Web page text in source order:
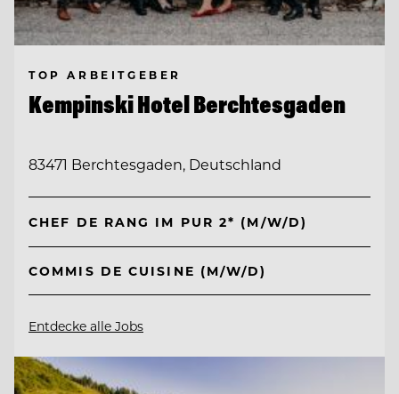
TOP ARBEITGEBER
Kempinski Hotel Berchtesgaden
83471 Berchtesgaden, Deutschland
CHEF DE RANG IM PUR 2* (M/W/D)
COMMIS DE CUISINE (M/W/D)
Entdecke alle Jobs